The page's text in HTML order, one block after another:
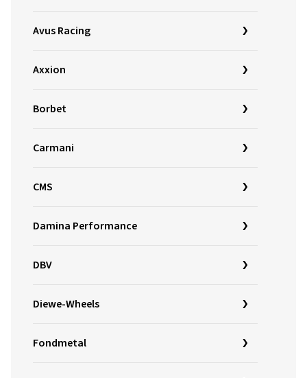
Avus Racing
Axxion
Borbet
Carmani
CMS
Damina Performance
DBV
Diewe-Wheels
Fondmetal